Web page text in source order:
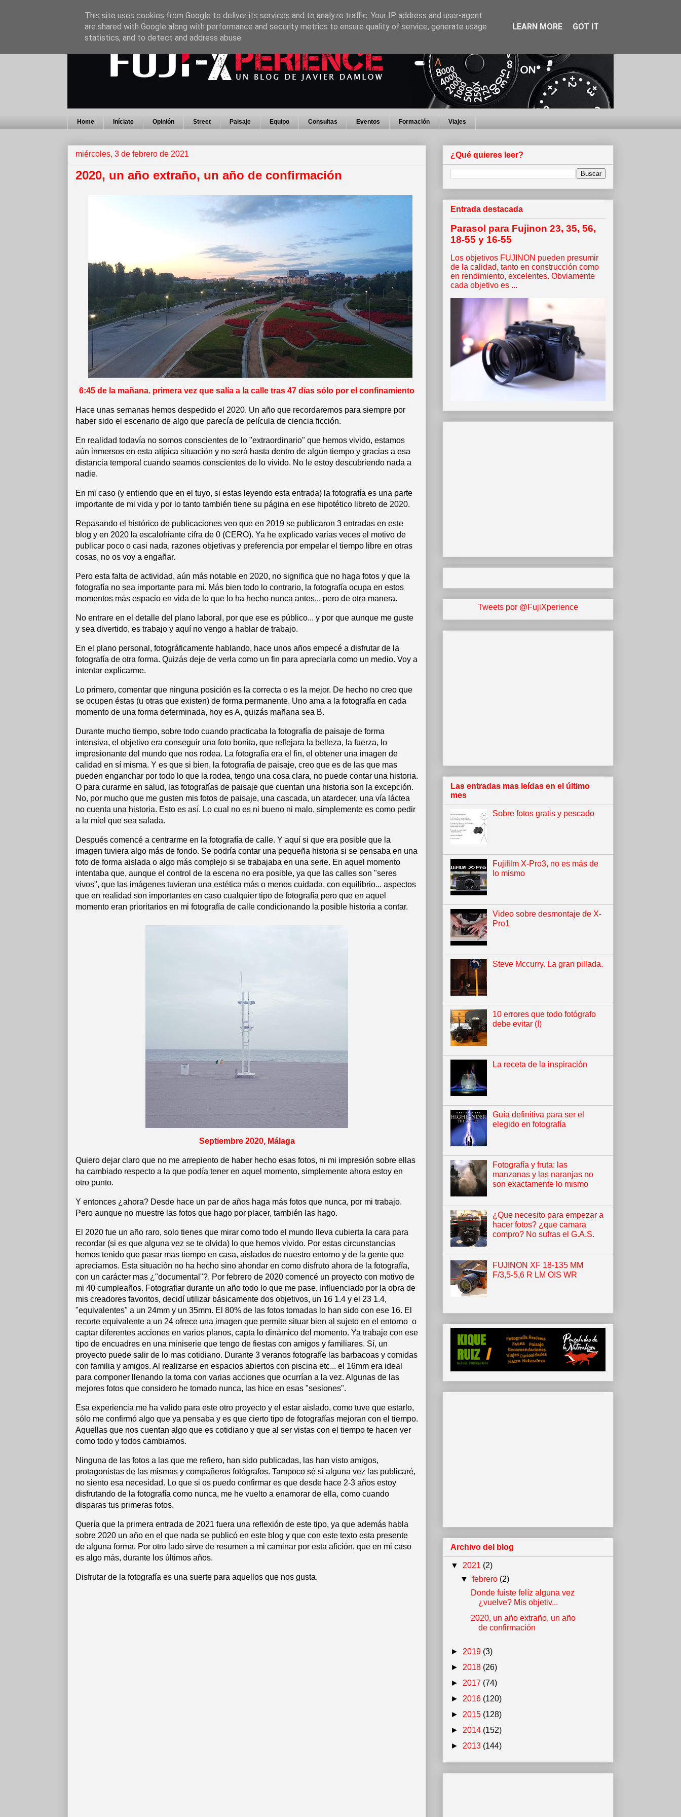
Home Iníciate Opinión Street Paisaje Equipo Consultas Eventos Formación Viajes
miércoles, 3 de febrero de 2021
2020, un año extraño, un año de confirmación
6:45 de la mañana. primera vez que salía a la calle tras 47 días sólo por el confinamiento
Hace unas semanas hemos despedido el 2020. Un año que recordaremos para siempre por
haber sido el escenario de algo que parecía de película de ciencia ficción.
En realidad todavía no somos conscientes de lo "extraordinario" que hemos vivido, estamos
aún inmersos en esta atípica situación y no será hasta dentro de algún tiempo y gracias a esa
distancia temporal cuando seamos conscientes de lo vivido. No le estoy descubriendo nada a
nadie.
En mi caso (y entiendo que en el tuyo, si estas leyendo esta entrada) la fotografía es una parte
importante de mi vida y por lo tanto también tiene su página en ese hipotético libreto de 2020.
Repasando el histórico de publicaciones veo que en 2019 se publicaron 3 entradas en este
blog y en 2020 la escalofriante cifra de 0 (CERO). Ya he explicado varias veces el motivo de
publicar poco o casi nada, razones objetivas y preferencia por empelar el tiempo libre en otras
cosas, no os voy a engañar.
Pero esta falta de actividad, aún más notable en 2020, no significa que no haga fotos y que la
fotografía no sea importante para mí. Más bien todo lo contrario, la fotografía ocupa en estos
momentos más espacio en vida de lo que lo ha hecho nunca antes... pero de otra manera.
No entrare en el detalle del plano laboral, por que ese es público... y por que aunque me guste
y sea divertido, es trabajo y aquí no vengo a hablar de trabajo.
En el plano personal, fotográficamente hablando, hace unos años empecé a disfrutar de la
fotografía de otra forma. Quizás deje de verla como un fin para apreciarla como un medio. Voy a
intentar explicarme.
Lo primero, comentar que ninguna posición es la correcta o es la mejor. De hecho no creo que
se ocupen éstas (u otras que existen) de forma permanente. Uno ama a la fotografía en cada
momento de una forma determinada, hoy es A, quizás mañana sea B.
Durante mucho tiempo, sobre todo cuando practicaba la fotografía de paisaje de forma
intensiva, el objetivo era conseguir una foto bonita, que reflejara la belleza, la fuerza, lo
impresionante del mundo que nos rodea. La fotografía era el fin, el obtener una imagen de
calidad en sí misma. Y es que si bien, la fotografía de paisaje, creo que es de las que mas
pueden enganchar por todo lo que la rodea, tengo una cosa clara, no puede contar una historia.
O para curarme en salud, las fotografías de paisaje que cuentan una historia son la excepción.
No, por mucho que me gusten mis fotos de paisaje, una cascada, un atardecer, una vía láctea
no cuenta una historia. Esto es así. Lo cual no es ni bueno ni malo, simplemente es como pedir
a la miel que sea salada.
Después comencé a centrarme en la fotografía de calle. Y aquí si que era posible que la
imagen tuviera algo más de fondo. Se podría contar una pequeña historia si se pensaba en una
foto de forma aislada o algo más complejo si se trabajaba en una serie. En aquel momento
intentaba que, aunque el control de la escena no era posible, ya que las calles son "seres
vivos", que las imágenes tuvieran una estética más o menos cuidada, con equilibrio... aspectos
que en realidad son importantes en caso cualquier tipo de fotografía pero que en aquel
momento eran prioritarios en mi fotografía de calle condicionando la posible historia a contar.
Septiembre 2020, Málaga
Quiero dejar claro que no me arrepiento de haber hecho esas fotos, ni mi impresión sobre ellas
ha cambiado respecto a la que podía tener en aquel momento, simplemente ahora estoy en
otro punto.
Y entonces ¿ahora? Desde hace un par de años haga más fotos que nunca, por mi trabajo.
Pero aunque no muestre las fotos que hago por placer, también las hago.
El 2020 fue un año raro, solo tienes que mirar como todo el mundo lleva cubierta la cara para
recordar (si es que alguna vez se te olvida) lo que hemos vivido. Por estas circunstancias
hemos tenido que pasar mas tiempo en casa, aislados de nuestro entorno y de la gente que
apreciamos. Esta situación no ha hecho sino ahondar en como disfruto ahora de la fotografía,
con un carácter mas ¿"documental"?. Por febrero de 2020 comencé un proyecto con motivo de
mi 40 cumpleaños. Fotografiar durante un año todo lo que me pase. Influenciado por la obra de
mis creadores favoritos, decidí utilizar básicamente dos objetivos, un 16 1.4 y el 23 1.4,
"equivalentes" a un 24mm y un 35mm. El 80% de las fotos tomadas lo han sido con ese 16. El
recorte equivalente a un 24 ofrece una imagen que permite situar bien al sujeto en el entorno o
captar diferentes acciones en varios planos, capta lo dinámico del momento. Ya trabaje con ese
tipo de encuadres en una miniserie que tengo de fiestas con amigos y familiares. Sí, un
proyecto puede salir de lo mas cotidiano. Durante 3 veranos fotografíe las barbacoas y comidas
con familia y amigos. Al realizarse en espacios abiertos con piscina etc... el 16mm era ideal
para componer llenando la toma con varias acciones que ocurrían a la vez. Algunas de las
mejores fotos que considero he tomado nunca, las hice en esas "sesiones".
Esa experiencia me ha valido para este otro proyecto y el estar aislado, como tuve que estarlo,
sólo me confirmó algo que ya pensaba y es que cierto tipo de fotografías mejoran con el tiempo.
Aquellas que nos cuentan algo que es cotidiano y que al ser vistas con el tiempo te hacen ver
como todo y todos cambiamos.
Ninguna de las fotos a las que me refiero, han sido publicadas, las han visto amigos,
protagonistas de las mismas y compañeros fotógrafos. Tampoco sé si alguna vez las publicaré,
no siento esa necesidad. Lo que si os puedo confirmar es que desde hace 2-3 años estoy
disfrutando de la fotografía como nunca, me he vuelto a enamorar de ella, como cuando
disparas tus primeras fotos.
Quería que la primera entrada de 2021 fuera una reflexión de este tipo, ya que además habla
sobre 2020 un año en el que nada se publicó en este blog y que con este texto esta presente
de alguna forma. Por otro lado sirve de resumen a mi caminar por esta afición, que en mi caso
es algo más, durante los últimos años.
Disfrutar de la fotografía es una suerte para aquellos que nos gusta.
¿Qué quieres leer?
Entrada destacada
Parasol para Fujinon 23, 35, 56,
18-55 y 16-55
Los objetivos FUJINON pueden presumir
de la calidad, tanto en construcción como
en rendimiento, excelentes. Obviamente
cada objetivo es ...
Tweets por @FujiXperience
Las entradas mas leídas en el último
mes
Sobre fotos gratis y pescado
Fujifilm X-Pro3, no es más de
lo mismo
Video sobre desmontaje de X-
Pro1
Steve Mccurry. La gran pillada.
10 errores que todo fotógrafo
debe evitar (I)
La receta de la inspiración
Guía definitiva para ser el
elegido en fotografía
Fotografía y fruta: las
manzanas y las naranjas no
son exactamente lo mismo
¿Que necesito para empezar a
hacer fotos? ¿que camara
compro? No sufras el G.A.S.
FUJINON XF 18-135 MM
F/3,5-5,6 R LM OIS WR
Archivo del blog
▼ 2021 (2)
▼febrero (2)
Donde fuiste felíz alguna vez
¿vuelve? Mis objetiv...
2020, un año extraño, un año
de confirmación
► 2019 (3)
► 2018 (26)
► 2017 (74)
► 2016 (120)
► 2015 (128)
► 2014 (152)
► 2013 (144)
This site uses cookies from Google to deliver its services and to analyze traffic. Your IP address and user-agent
are shared with Google along with performance and security metrics to ensure quality of service, generate usage
statistics, and to detect and address abuse.
LEARN MORE GOT IT